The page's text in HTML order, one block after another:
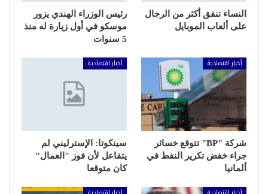
النساء تنفق أكثر من الرجال
على ألعاب الموبايل
رئيس الوزراء الهندي يزور
موسكو في أول زيارة له منذ
5 سنوات
أخبار اقتصادية
شركة "BP" تتوقع خسائر
جراء خفض تكرير النفط في
ألمانيا
أخبار اقتصادية
سينكوتا: الإسترليني لم
يتفاعل لأن فوز "العمال"
كان متوقعا